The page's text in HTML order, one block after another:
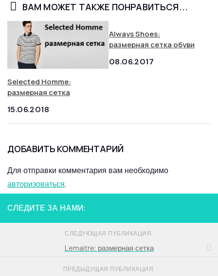
ВАМ МОЖЕТ ТАКЖЕ ПОНРАВИТЬСЯ...
Selected Homme:
размерная сетка
15.06.2018
Always Shoes:
размерная сетка обуви
08.06.2017
ДОБАВИТЬ КОММЕНТАРИЙ
Для отправки комментария вам необходимо
авторизоваться.
СЛЕДИТЕ ЗА НАМИ:
СЛЕДУЮЩАЯ ПУБЛИКАЦИЯ
Lemaitre: размерная сетка
ПРЕДЫДУЩАЯ ПУБЛИКАЦИЯ